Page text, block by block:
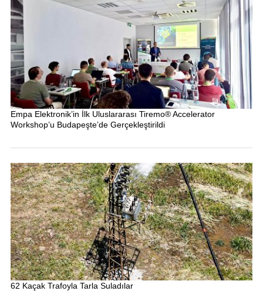
Empa Elektronik’in İlk Uluslararası Tiremo® Accelerator
Workshop’u Budapeşte’de Gerçekleştirildi
62 Kaçak Trafoyla Tarla Suladılar